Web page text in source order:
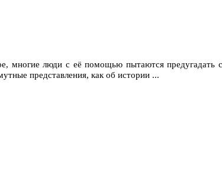
многие люди с её помощью пытаются предугадать
представления, как об истории ...